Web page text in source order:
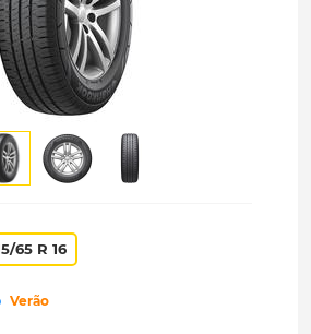
65 R 16
Verão